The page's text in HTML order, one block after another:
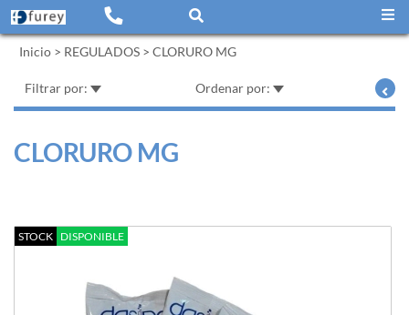
Inicio > REGULADOS > CLORURO MG
Filtrar por: Ordenar por:
CLORURO MG
STOCK DISPONIBLE